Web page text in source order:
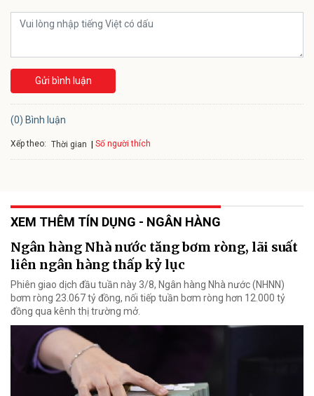
Gửi bình luận
(0) Bình luận
Xếp theo: Thời gian Số người thích
XEM THÊM TÍN DỤNG - NGÂN HÀNG
Ngân hàng Nhà nước tăng bơm ròng, lãi suất
liên ngân hàng thấp kỷ lục
Phiên giao dịch đầu tuần này 3/8, Ngân hàng Nhà nước (NHNN)
bơm ròng 23.067 tỷ đồng, nối tiếp tuần bơm ròng hơn 12.000 tỷ
đồng qua kênh thị trường mở.